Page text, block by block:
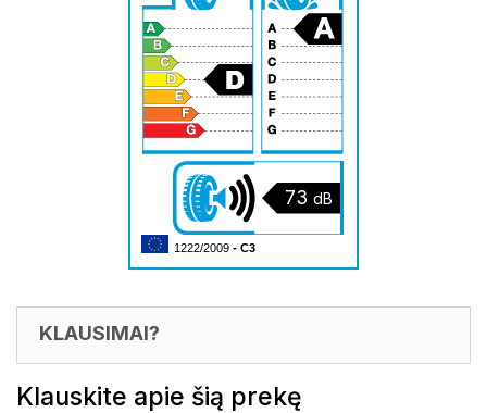
73 dB
1222/2009 - C3
KLAUSIMAI?
Klauskite apie šią prekę